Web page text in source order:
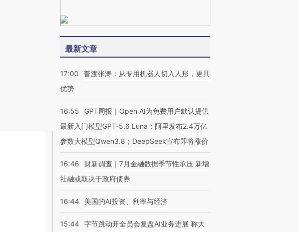
最新文章
17:00
普渡张涛：从专用机器人切入人形，更具
优势
16:55
GPT周报｜Open AI为免费用户默认提供
最新入门模型GPT-5.6 Luna；阿里发布2.4万亿
参数大模型Qwen3.8；DeepSeek宣布即将涨价
16:46
财新调查｜7月金融数据季节性承压 新增
社融或取决于政府债券
16:44 美国的AI投资、利率与经济
15:44 字节跳动开全员会复盘AI业务进展 称大